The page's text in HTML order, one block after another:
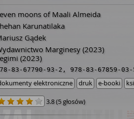
moons of Maali Almeida
Karunatilaka
Gądek
Marginesy (2023)
(2023)
83-67790-93-2 , 978-83-67859-03-
elektroniczne druk e-booki
3.8(5 głosów)